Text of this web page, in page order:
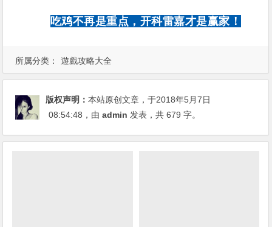
所属分类： 遊戲攻略大全
吃鸡不再是重点，开科雷嘉才是赢家！
版权声明：本站原创文章，于2018年5月7日
08:54:48 ，由admin 发表，共 679 字。